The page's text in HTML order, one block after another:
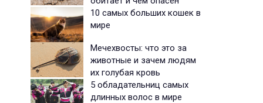
10 самых больших кошек в
мире
Мечехвосты: что это за
животные и зачем людям
их голубая кровь
5 обладательниц самых
длинных волос в мире